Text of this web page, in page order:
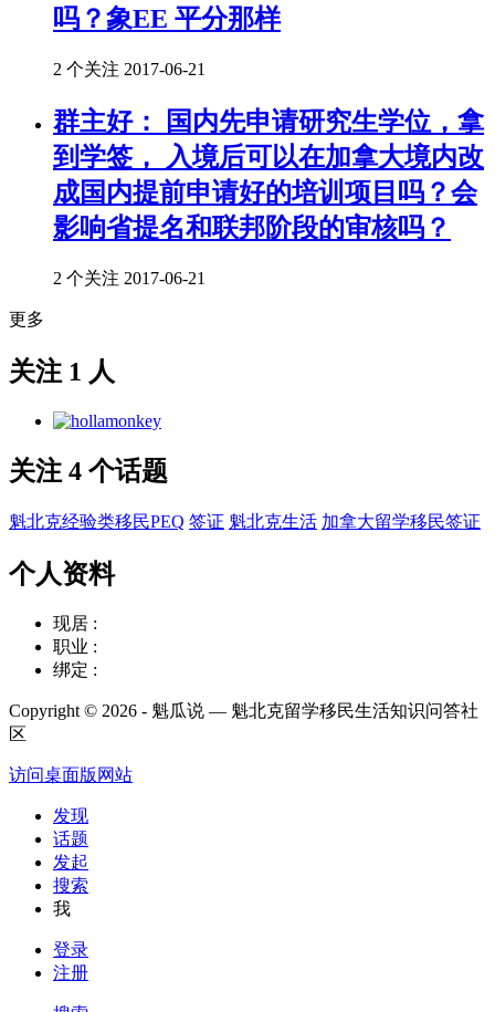
吗？象EE 平分那样
2 个关注 2017-06-21
群主好： 国内先申请研究生学位，拿
到学签， 入境后可以在加拿大境内改
成国内提前申请好的培训项目吗？会
影响省提名和联邦阶段的审核吗？
2 个关注 2017-06-21
更多
关注 1 人
关注 4 个话题
魁北克经验类移民PEQ 签证 魁北克生活 加拿大留学移民签证
个人资料
现居 :
职业 :
绑定 :
Copyright © 2026 - 魁瓜说 — 魁北克留学移民生活知识问答社
区
访问桌面版网站
发现
话题
发起
搜索
我
登录
注册